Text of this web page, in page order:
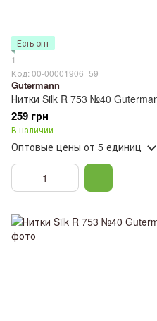
Есть опт
1
Код: 00-00001906_59
Gutermann
Нитки Silk R 753 №40
259 грн
В наличии
Оптовые цены от 5 единиц